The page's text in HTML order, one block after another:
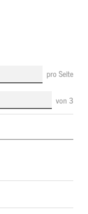
pro Seite
von 3